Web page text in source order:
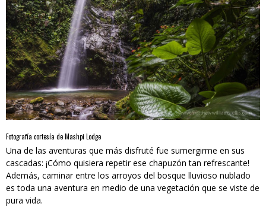
Fotografía cortesía de Mashpi Lodge
Una de las aventuras que más disfruté fue sumergirme en sus
cascadas: ¡Cómo quisiera repetir ese chapuzón tan refrescante!
Además, caminar entre los arroyos del bosque lluvioso nublado
es toda una aventura en medio de una vegetación que se viste de
pura vida.